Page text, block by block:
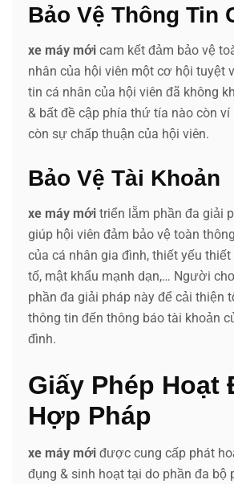
Bảo Vệ Thông Tin
xe máy mới cam kết đảm bảo vệ
nhân của hội viên một cơ hội tuyệt
tin cá nhân của hội viên đã không
& bất đề cập phía thứ tía nào còn
còn sự chấp thuận của hội viên.
Bảo Vệ Tài Khoản
xe máy mới triển lẵm phần đa giải
giúp hội viên đảm bảo vệ toàn
của cá nhân gia đình, thiết yếu
tố, mật khẩu mạnh dạn,… Người
phần đa giải pháp này để cải thiện
thông tin đến thông báo tài khoản
đình.
Giấy Phép Hoạt
Hợp Pháp
xe máy mới được cung cấp phát
đụng & sinh hoạt tại do phần đa bộ